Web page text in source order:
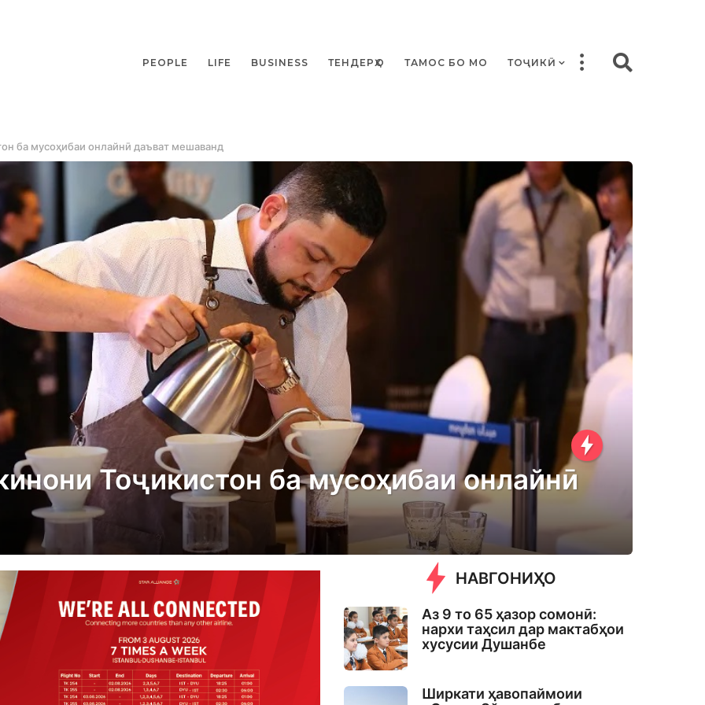
PEOPLE LIFE BUSINESS ТЕНДЕРҲО ТАМОС БО МО ТОҶИКӢ
ба мусоҳибаи онлайнӣ даъват мешаванд
Тоҷикистон ба мусоҳибаи онлайнӣ
НАВГОНИҲО
Аз 9 то 65 ҳазор сомонӣ:
нархи таҳсил дар мактабҳои
хусусии Душанбе
Ширкати ҳавопаймоии